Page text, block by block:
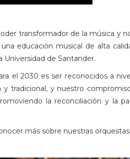
transformador de la música y
educación musical de alta
Universidad de Santander.
el 2030 es ser reconocidos a
y tradicional, y nuestro
la reconciliación y la
más sobre nuestras